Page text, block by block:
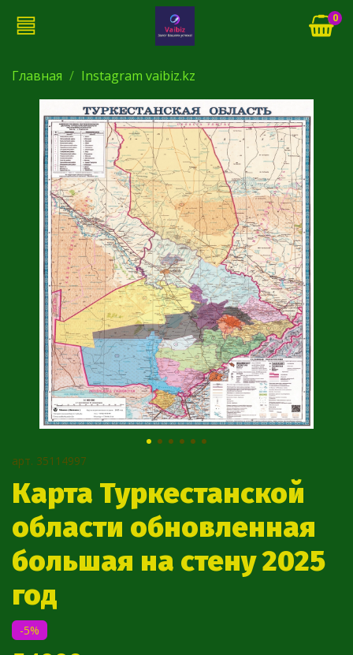
0
Главная Instagram vaibiz.kz
арт. 35114997
Карта Туркестанской
области обновленная
большая на стену 2025
год
-5%